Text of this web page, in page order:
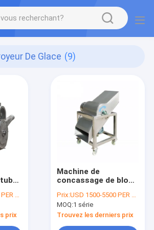
De Glace (9)
SER
prix
Machine de
concassage de blocs
glace granulaire
Prix:USD 1500-5500 PER SER
MOQ:1 série
Trouvez les derniers prix